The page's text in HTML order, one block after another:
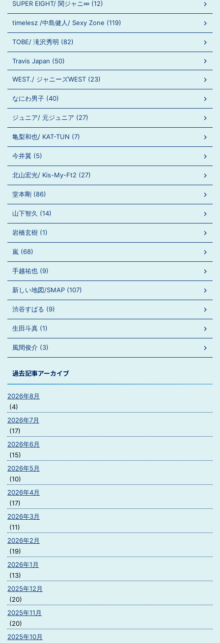
SUPER EIGHT/ 関ジャニ∞ (12)
timelesz /中島健人/ Sexy Zone (119)
TOBE/ 滝沢秀明 (82)
Travis Japan (50)
WEST./ ジャニーズWEST (23)
なにわ男子 (40)
ジュニア/ 元ジュニア (27)
亀梨和也/ KAT-TUN (7)
今井翼 (5)
北山宏光/ Kis-My-Ft2 (27)
堂本剛 (86)
山下智久 (14)
岩橋玄樹 (1)
嵐 (68)
手越祐也 (9)
新しい地図/SMAP (107)
渋谷すばる (9)
生田斗真 (1)
風間俊介 (3)
過去記事アーカイブ
2026年8月
(4)
2026年7月
(17)
2026年6月
(15)
2026年5月
(10)
2026年4月
(17)
2026年3月
(11)
2026年2月
(19)
2026年1月
(13)
2025年12月
(20)
2025年11月
(20)
2025年10月